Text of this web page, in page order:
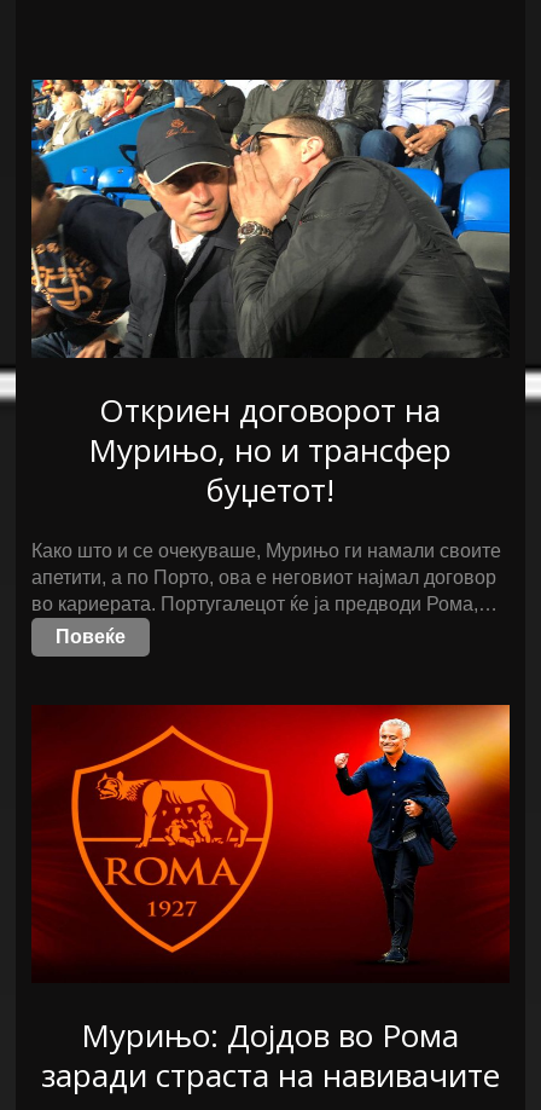
Откриен договорот на
Мурињо, но и трансфер
буџетот!
Како што и се очекуваше, Мурињо ги намали своите
апетити, а по Порто, ова е неговиот најмал договор
во кариерата. Португалецот ќе ја предводи Рома,…
Повеќе
Мурињо: Дојдов во Рома
заради страста на навивачите